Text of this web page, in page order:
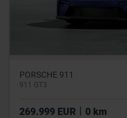
PORSCHE 911
911 GT3
269.999 EUR | 0 km